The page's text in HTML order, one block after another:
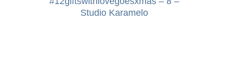
Studio Karamelo